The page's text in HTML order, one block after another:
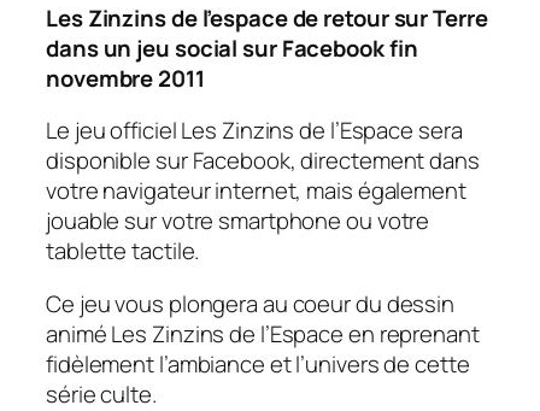
Les Zinzins de l’espace de retour sur Terre
dans un jeu social sur Facebook fin
novembre 2011
Le jeu officiel Les Zinzins de l’Espace sera
disponible sur Facebook, directement dans
votre navigateur internet, mais également
jouable sur votre smartphone ou votre
tablette tactile.
Ce jeu vous plongera au coeur du dessin
animé Les Zinzins de l’Espace en reprenant
fidèlement l’ambiance et l’univers de cette
série culte.